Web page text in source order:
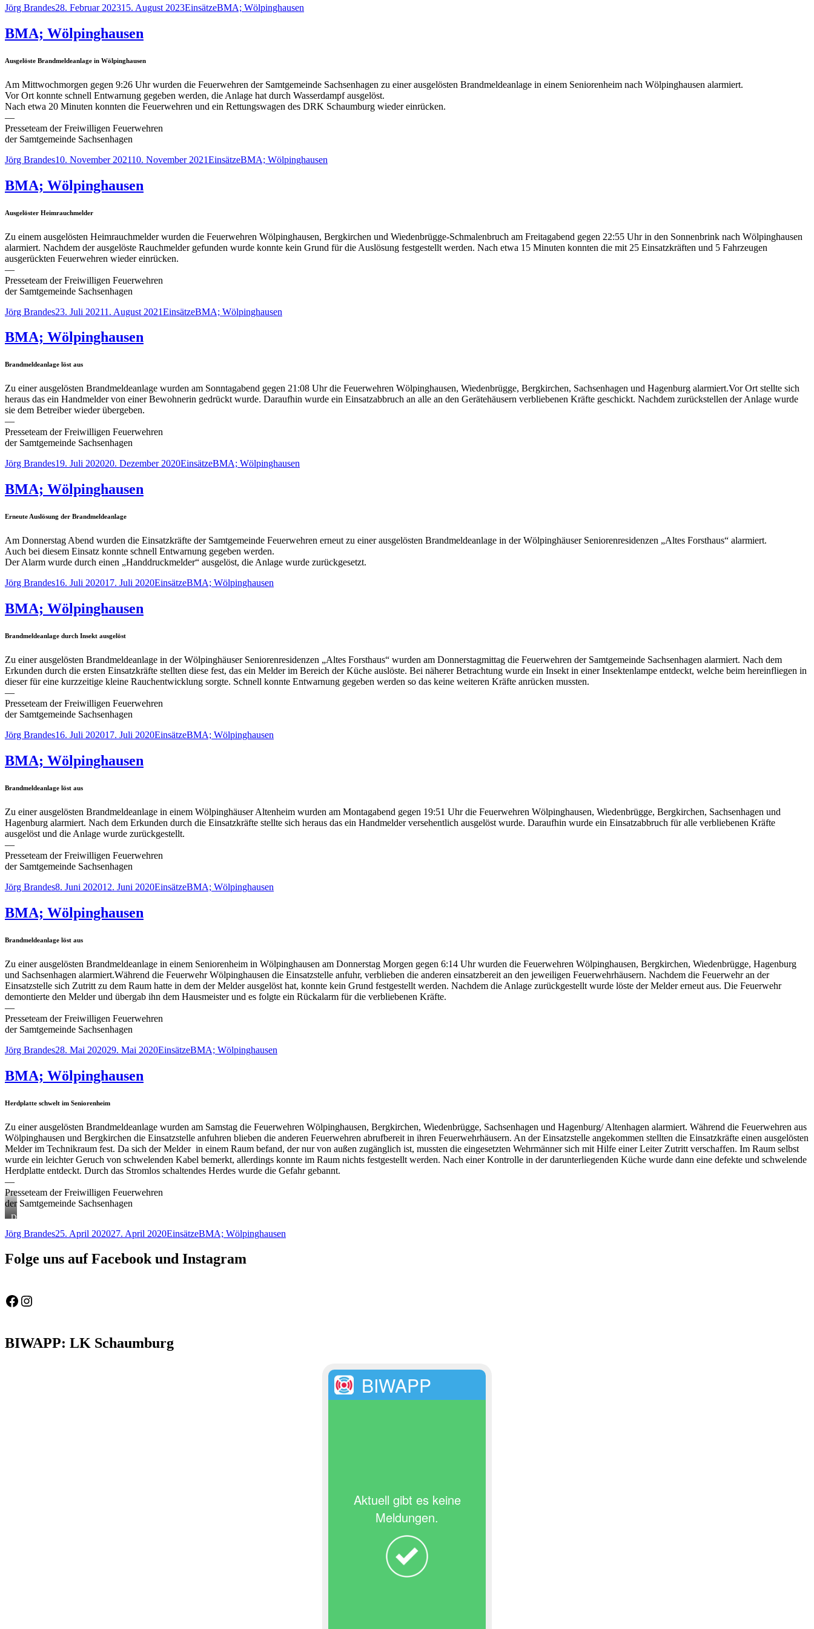
Autor
Jörg BrandesVeröffentlicht
28. Februar 202315. August 2023Kategorien
EinsätzeSchlagwörter
BMA; Wölpinghausen
BMA; Wölpinghausen
Ausgelöste Brandmeldeanlage in Wölpinghausen
Am Mittwochmorgen gegen 9:26 Uhr wurden die Feuerwehren der Samtgemeinde Sachsenhagen zu einer ausgelösten Brandmeldeanlage in einem Seniorenheim nach Wölpinghausen alarmiert.
Vor Ort konnte schnell Entwarnung gegeben werden, die Anlage hat durch Wasserdampf ausgelöst.
Nach etwa 20 Minuten konnten die Feuerwehren und ein Rettungswagen des DRK Schaumburg wieder einrücken.
—
Presseteam der Freiwilligen Feuerwehren
der Samtgemeinde Sachsenhagen
Autor
Jörg BrandesVeröffentlicht
10. November 202110. November 2021Kategorien
EinsätzeSchlagwörter
BMA; Wölpinghausen
BMA; Wölpinghausen
Ausgelöster Heimrauchmelder
Zu einem ausgelösten Heimrauchmelder wurden die Feuerwehren Wölpinghausen, Bergkirchen und Wiedenbrügge-Schmalenbruch am Freitagabend gegen 22:55 Uhr in den Sonnenbrink nach Wölpinghausen
alarmiert. Nachdem der ausgelöste Rauchmelder gefunden wurde konnte kein Grund für die Auslösung festgestellt werden. Nach etwa 15 Minuten konnten die mit 25 Einsatzkräften und 5 Fahrzeugen
ausgerückten Feuerwehren wieder einrücken.
—
Presseteam der Freiwilligen Feuerwehren
der Samtgemeinde Sachsenhagen
Autor
Jörg BrandesVeröffentlicht
23. Juli 20211. August 2021Kategorien
EinsätzeSchlagwörter
BMA; Wölpinghausen
BMA; Wölpinghausen
Brandmeldeanlage löst aus
Zu einer ausgelösten Brandmeldeanlage wurden am Sonntagabend gegen 21:08 Uhr die Feuerwehren Wölpinghausen, Wiedenbrügge, Bergkirchen, Sachsenhagen und Hagenburg alarmiert.Vor Ort stellte sich
heraus das ein Handmelder von einer Bewohnerin gedrückt wurde. Daraufhin wurde ein Einsatzabbruch an alle an den Gerätehäusern verbliebenen Kräfte geschickt. Nachdem zurückstellen der Anlage wurde
sie dem Betreiber wieder übergeben.
—
Presseteam der Freiwilligen Feuerwehren
der Samtgemeinde Sachsenhagen
Autor
Jörg BrandesVeröffentlicht
19. Juli 202020. Dezember 2020Kategorien
EinsätzeSchlagwörter
BMA; Wölpinghausen
BMA; Wölpinghausen
Erneute Auslösung der Brandmeldeanlage
Am Donnerstag Abend wurden die Einsatzkräfte der Samtgemeinde Feuerwehren erneut zu einer ausgelösten Brandmeldeanlage in der Wölpinghäuser Seniorenresidenzen „Altes Forsthaus“ alarmiert.
Auch bei diesem Einsatz konnte schnell Entwarnung gegeben werden.
Der Alarm wurde durch einen „Handdruckmelder“ ausgelöst, die Anlage wurde zurückgesetzt.
Autor
Jörg BrandesVeröffentlicht
16. Juli 202017. Juli 2020Kategorien
EinsätzeSchlagwörter
BMA; Wölpinghausen
BMA; Wölpinghausen
Brandmeldeanlage durch Insekt ausgelöst
Zu einer ausgelösten Brandmeldeanlage in der Wölpinghäuser Seniorenresidenzen „Altes Forsthaus“ wurden am Donnerstagmittag die Feuerwehren der Samtgemeinde Sachsenhagen alarmiert. Nach dem
Erkunden durch die ersten Einsatzkräfte stellten diese fest, das ein Melder im Bereich der Küche auslöste. Bei näherer Betrachtung wurde ein Insekt in einer Insektenlampe entdeckt, welche beim hereinfliegen in
dieser für eine kurzzeitige kleine Rauchentwicklung sorgte. Schnell konnte Entwarnung gegeben werden so das keine weiteren Kräfte anrücken mussten.
—
Presseteam der Freiwilligen Feuerwehren
der Samtgemeinde Sachsenhagen
Autor
Jörg BrandesVeröffentlicht
16. Juli 202017. Juli 2020Kategorien
EinsätzeSchlagwörter
BMA; Wölpinghausen
BMA; Wölpinghausen
Brandmeldeanlage löst aus
Zu einer ausgelösten Brandmeldeanlage in einem Wölpinghäuser Altenheim wurden am Montagabend gegen 19:51 Uhr die Feuerwehren Wölpinghausen, Wiedenbrügge, Bergkirchen, Sachsenhagen und
Hagenburg alarmiert. Nach dem Erkunden durch die Einsatzkräfte stellte sich heraus das ein Handmelder versehentlich ausgelöst wurde. Daraufhin wurde ein Einsatzabbruch für alle verbliebenen Kräfte
ausgelöst und die Anlage wurde zurückgestellt.
—
Presseteam der Freiwilligen Feuerwehren
der Samtgemeinde Sachsenhagen
Autor
Jörg BrandesVeröffentlicht
8. Juni 202012. Juni 2020Kategorien
EinsätzeSchlagwörter
BMA; Wölpinghausen
BMA; Wölpinghausen
Brandmeldeanlage löst aus
Zu einer ausgelösten Brandmeldeanlage in einem Seniorenheim in Wölpinghausen am Donnerstag Morgen gegen 6:14 Uhr wurden die Feuerwehren Wölpinghausen, Bergkirchen, Wiedenbrügge, Hagenburg
und Sachsenhagen alarmiert.Während die Feuerwehr Wölpinghausen die Einsatzstelle anfuhr, verblieben die anderen einsatzbereit an den jeweiligen Feuerwehrhäusern. Nachdem die Feuerwehr an der
Einsatzstelle sich Zutritt zu dem Raum hatte in dem der Melder ausgelöst hat, konnte kein Grund festgestellt werden. Nachdem die Anlage zurückgestellt wurde löste der Melder erneut aus. Die Feuerwehr
demontierte den Melder und übergab ihn dem Hausmeister und es folgte ein Rückalarm für die verbliebenen Kräfte.
—
Presseteam der Freiwilligen Feuerwehren
der Samtgemeinde Sachsenhagen
Autor
Jörg BrandesVeröffentlicht
28. Mai 202029. Mai 2020Kategorien
EinsätzeSchlagwörter
BMA; Wölpinghausen
BMA; Wölpinghausen
Herdplatte schwelt im Seniorenheim
Zu einer ausgelösten Brandmeldeanlage wurden am Samstag die Feuerwehren Wölpinghausen, Bergkirchen, Wiedenbrügge, Sachsenhagen und Hagenburg/ Altenhagen alarmiert. Während die Feuerwehren aus
Wölpinghausen und Bergkirchen die Einsatzstelle anfuhren blieben die anderen Feuerwehren abrufbereit in ihren Feuerwehrhäusern. An der Einsatzstelle angekommen stellten die Einsatzkräfte einen ausgelösten
Melder im Technikraum fest. Da sich der Melder in einem Raum befand, der nur von außen zugänglich ist, mussten die eingesetzten Wehrmänner sich mit Hilfe einer Leiter Zutritt verschaffen. Im Raum selbst
wurde ein leichter Geruch von schwelenden Kabel bemerkt, allerdings konnte im Raum nichts festgestellt werden. Nach einer Kontrolle in der darunterliegenden Küche wurde dann eine defekte und schwelende
Herdplatte entdeckt. Durch das Stromlos schaltendes Herdes wurde die Gefahr gebannt.
—
Presseteam der Freiwilligen Feuerwehren
der Samtgemeinde Sachsenhagen
Die
mussten
mit
Hilfe
zum
Technikraum
Autor
Jörg BrandesVeröffentlicht
25. April 202027. April 2020Kategorien
EinsätzeSchlagwörter
BMA; Wölpinghausen
Folge uns auf Facebook und Instagram
Feuerwehr Gemeinde Wölpinghausen
fw_gemeinde_woelpinghausen
BIWAPP: LK Schaumburg
BIWAPP
Aktuell gibt es keine
Meldungen.